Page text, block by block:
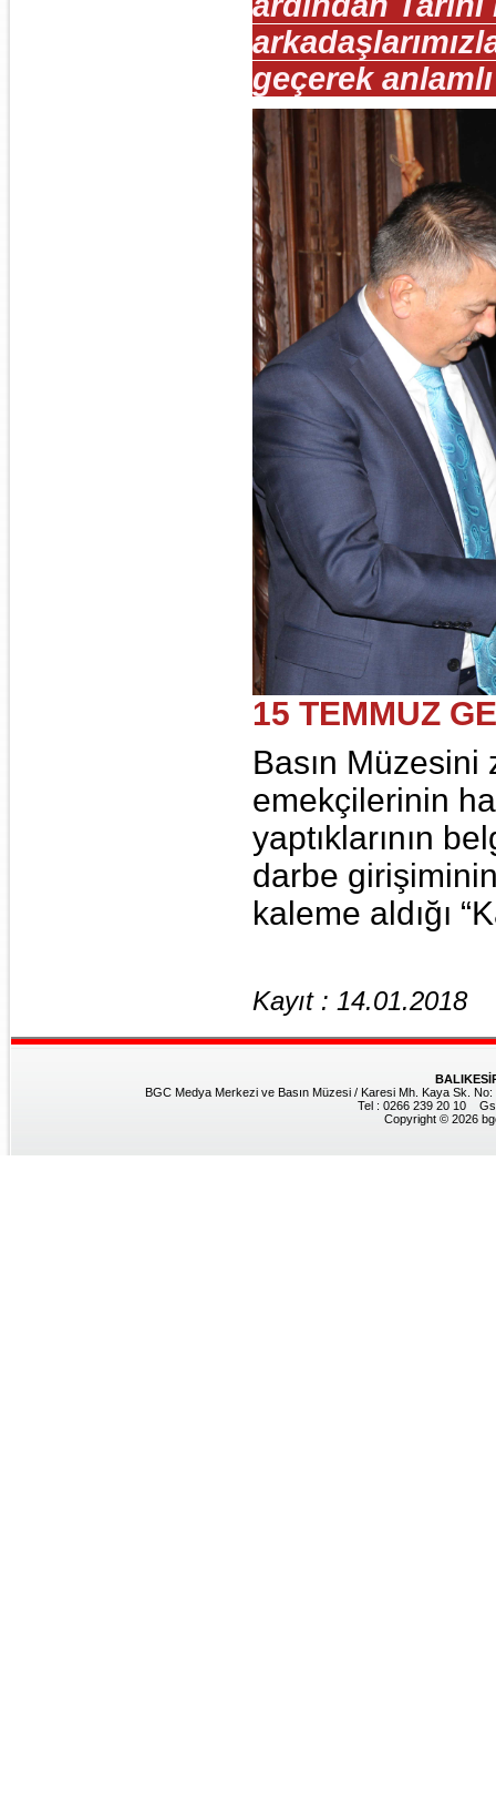
geçerek
15 TEMMUZ
Basın Müzesini
emekçilerinin
yaptıklarının
darbe
kaleme aldığı
Kayıt : 14.01.2018
BGC Medya Merkezi ve Basın Müzesi / Karesi Mh. Kaya Sk.
Tel : 0266 239 20 10
Copyright © 2026